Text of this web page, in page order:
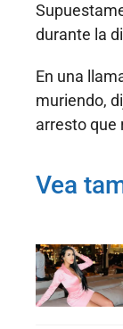
durante la
En una
muriendo,
arresto que
Vea